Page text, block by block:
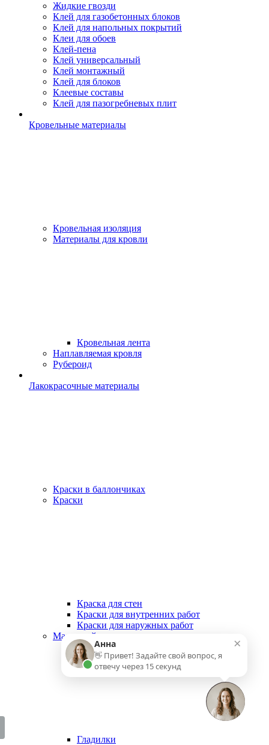
Жидкие гвозди
Клей для газобетонных блоков
Клей для напольных покрытий
Клеи для обоев
Клей-пена
Клей универсальный
Клей монтажный
Клей для блоков
Клеевые составы
Клей для пазогребневых плит
Кровельные материалы
Кровельная изоляция
Материалы для кровли
Кровельная лента
Наплавляемая кровля
Рубероид
Лакокрасочные материалы
Краски в баллончиках
Краски
Краска для стен
Краски для внутренних работ
Краски для наружных работ
Малярный инструмент
Гладилки
×
Анна
👋 Привет! Задайте свой вопрос, я
отвечу через 15 секунд